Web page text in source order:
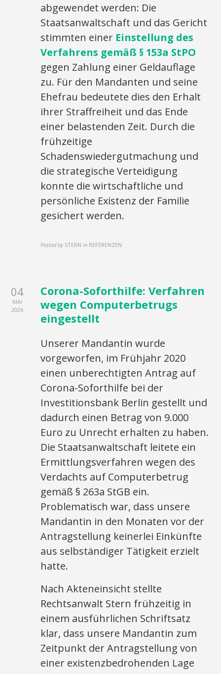
abgewendet werden: Die
Staatsanwaltschaft und das Gericht
stimmten einer Einstellung des
Verfahrens gemäß § 153a StPO
gegen Zahlung einer Geldauflage
zu. Für den Mandanten und seine
Ehefrau bedeutete dies den Erhalt
ihrer Straffreiheit und das Ende
einer belastenden Zeit. Durch die
frühzeitige
Schadenswiedergutmachung und
die strategische Verteidigung
konnte die wirtschaftliche und
persönliche Existenz der Familie
gesichert werden.
Posted by STERN in REFERENZEN
04
MAI
2026
Corona-Soforthilfe: Verfahren
wegen Computerbetrugs
eingestellt
Unserer Mandantin wurde
vorgeworfen, im Frühjahr 2020
einen unberechtigten Antrag auf
Corona-Soforthilfe bei der
Investitionsbank Berlin gestellt und
dadurch einen Betrag von 9.000
Euro zu Unrecht erhalten zu haben.
Die Staatsanwaltschaft leitete ein
Ermittlungsverfahren wegen des
Verdachts auf Computerbetrug
gemäß § 263a StGB ein.
Problematisch war, dass unsere
Mandantin in den Monaten vor der
Antragstellung keinerlei Einkünfte
aus selbständiger Tätigkeit erzielt
hatte.
Nach Akteneinsicht stellte
Rechtsanwalt Stern frühzeitig in
einem ausführlichen Schriftsatz
klar, dass unsere Mandantin zum
Zeitpunkt der Antragstellung von
einer existenzbedrohenden Lage